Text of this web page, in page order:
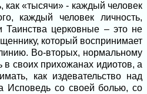
«тысячи» - каждый человек
каждый человек личность,
Таинства церковные – это не
который воспринимает
Во-вторых, нормальному
в своих прихожанах идиотов, а
как издевательство над
Исповедь со своей болью, со